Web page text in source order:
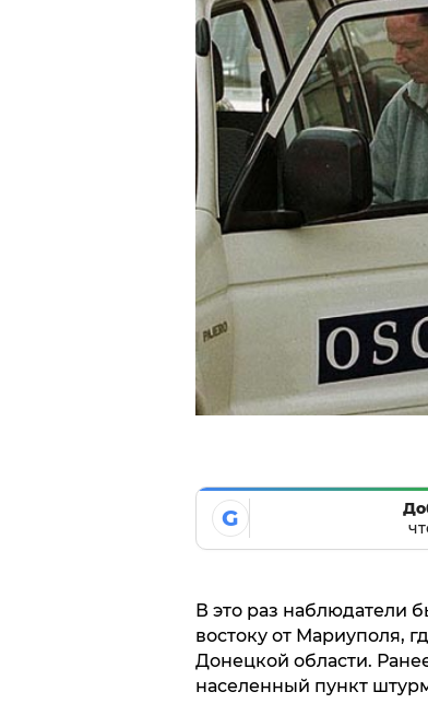
G
В это раз наблюдатели
востоку от Мариуполя,
Донецкой области.
населенный пункт